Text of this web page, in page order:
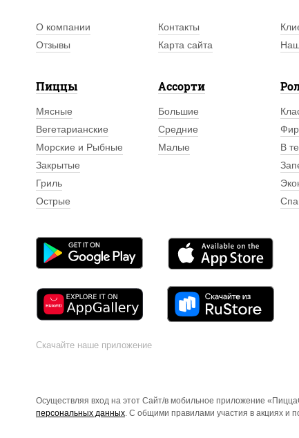
О компании Контакты
Отзывы
Карта сайта
Пиццы
Мясные
Вегетарианские
Морские и Рыбные
Закрытые
Гриль
Острые
Ассорти
Большие
Средние
Малые
В
Скачайте наше приложение
Осуществляя вход на этот Сайт/в мобильное приложение
персональных данных. С общими правилами участия в акциях и